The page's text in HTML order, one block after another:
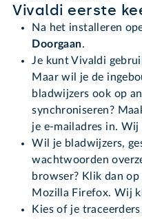
Vivaldi eerste
Na het installeren
Doorgaan.
Je kunt Vivaldi
Maar wil je de
bladwijzers ook op
synchroniseren?
je e-mailadres in.
Wil je bladwijzers,
wachtwoorden
browser? Klik dan
Mozilla Firefox. Wij
Kies of je